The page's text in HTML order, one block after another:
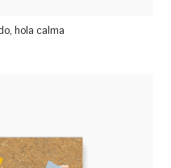
hola calma